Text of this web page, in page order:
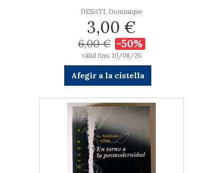
DESATI, Dominique
3,00 €
6,00 € -50%
vàlid fins: 10/08/26
Afegir a la cistella